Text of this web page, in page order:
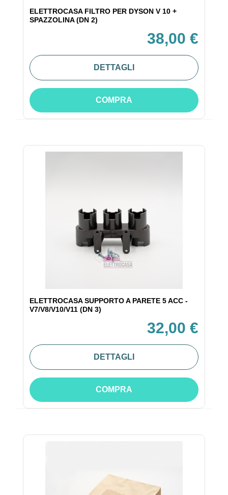
ELETTROCASA FILTRO PER DYSON V 10 +
SPAZZOLINA (DN 2)
38,00 €
DETTAGLI
COMPRA
ELETTROCASA SUPPORTO A PARETE 5 ACC -
V7/V8/V10/V11 (DN 3)
32,00 €
DETTAGLI
COMPRA